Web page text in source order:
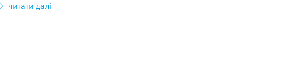
читати далі
Більше інформації про фірму HUBER SE Ви знайдете на сторінці